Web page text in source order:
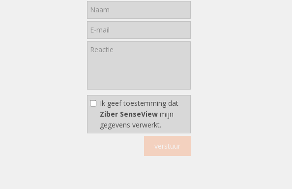
Ik geef toestemming dat
Ziber SenseView mijn
gegevens verwerkt.